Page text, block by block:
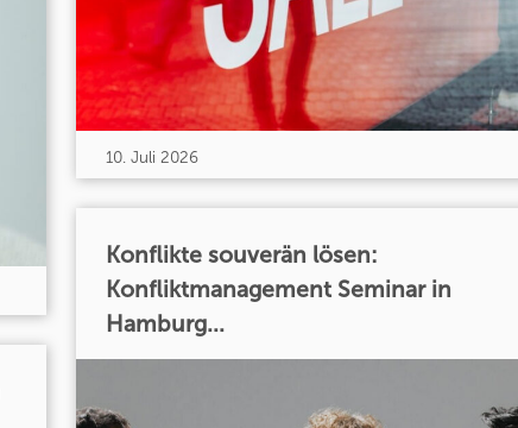
10. Juli 2026
Konflikte souverän lösen:
Konfliktmanagement Seminar in
Hamburg...